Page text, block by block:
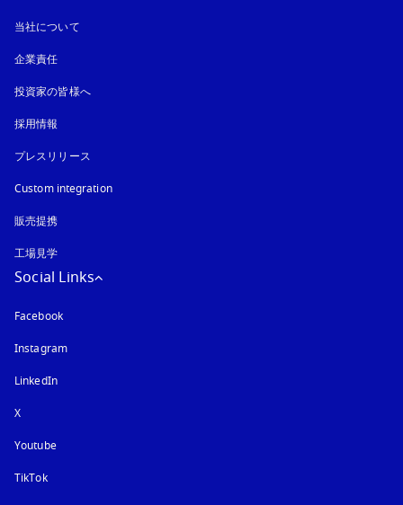
当社について
企業責任
投資家の皆様へ
採用情報
プレスリリース
Custom integration
販売提携
工場見学
Social Links
Facebook
Instagram新しいタブに表示されます
LinkedIn
X
Youtube新しいタブに表示されます
TikTok